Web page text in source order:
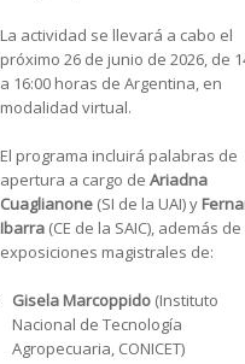
La actividad se llevará a cabo el
próximo 26 de junio de 2026, de
a 16:00 horas de Argentina, en
modalidad virtual.
El programa incluirá palabras de
apertura a cargo de Ariadna
Cuaglianone (SI de la UAI) y
Ibarra (CE de la SAIC), además de
exposiciones magistrales de:
Gisela Marcoppido (Instituto
Nacional de Tecnología
Agropecuaria, CONICET)